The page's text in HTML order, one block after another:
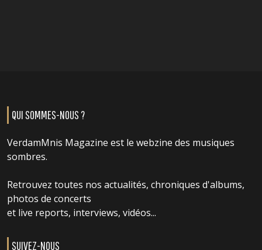
QUI SOMMES-NOUS ?
VerdamMnis Magazine est le webzine des musiques
sombres.
Retrouvez toutes nos actualités, chroniques d'albums,
photos de concerts
et live reports, interviews, vidéos...
SUIVEZ-NOUS